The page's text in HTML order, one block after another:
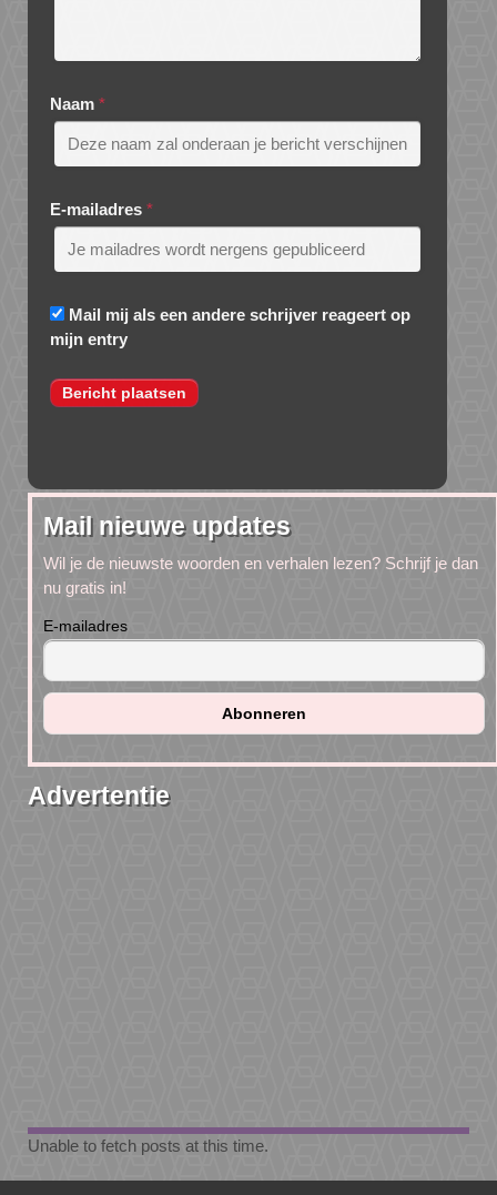
Naam *
E-mailadres *
Mail mij als een andere schrijver reageert op
mijn entry
Mail nieuwe updates
Wil je de nieuwste woorden en verhalen lezen? Schrijf je dan
nu gratis in!
E-mailadres
Advertentie
Unable to fetch posts at this time.